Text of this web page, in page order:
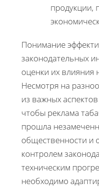
продукции,
Понимание
законодательных
оценки их влияния
Несмотря на
из важных
чтобы реклама
прошла
общественности и
контролем
техническим
необходимо